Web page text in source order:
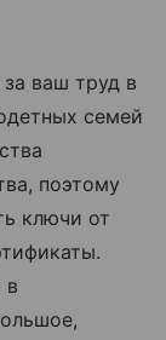
ваш труд в
семей
поэтому
ключи от
в